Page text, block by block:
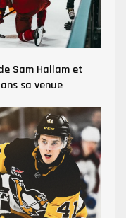
Sam Hallam et
sa venue